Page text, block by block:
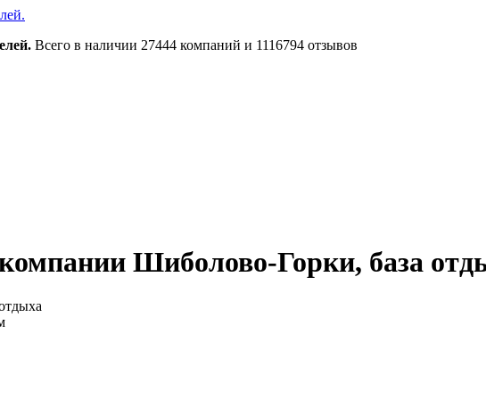
Всего в наличии 27444 компаний и 1116794 отзывов
Шиболово-Горки, база